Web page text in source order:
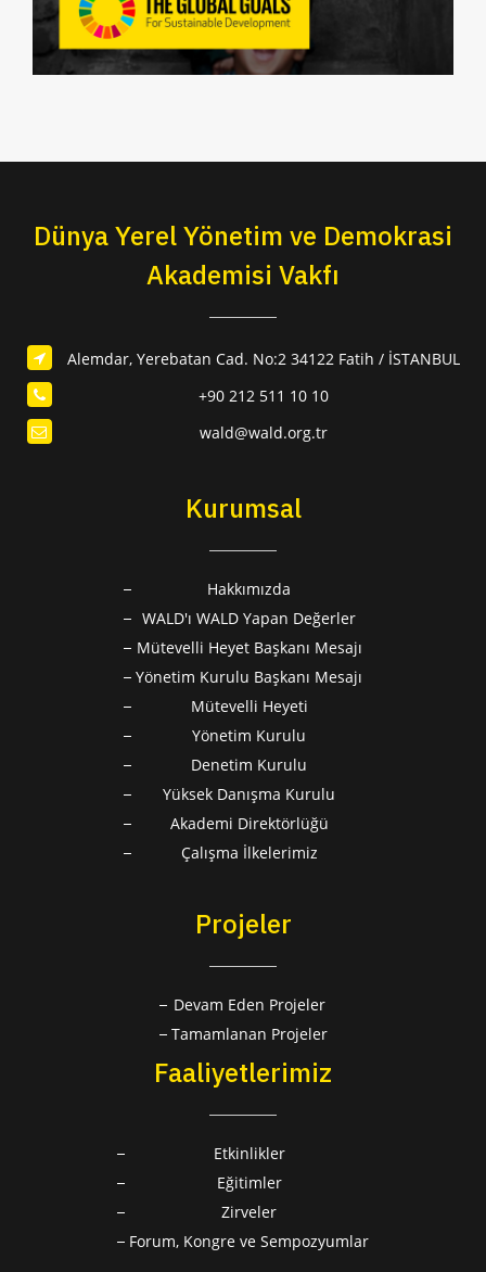
Dünya Yerel Yönetim ve Demokrasi
Akademisi Vakfı
Alemdar, Yerebatan Cad. No:2 34122 Fatih / İSTANBUL
+90 212 511 10 10
wald@wald.org.tr
Kurumsal
Hakkımızda
WALD'ı WALD Yapan Değerler
Mütevelli Heyet Başkanı Mesajı
Yönetim Kurulu Başkanı Mesajı
Mütevelli Heyeti
Yönetim Kurulu
Denetim Kurulu
Yüksek Danışma Kurulu
Akademi Direktörlüğü
Çalışma İlkelerimiz
Projeler
Devam Eden Projeler
Tamamlanan Projeler
Faaliyetlerimiz
Etkinlikler
Eğitimler
Zirveler
Forum, Kongre ve Sempozyumlar